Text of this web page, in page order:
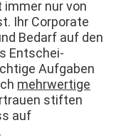
immer nur von
Ihr Cor­po­rate
Bedarf auf den
Entschei­
Auf­gaben
mehrw­er­tige
stiften
auf